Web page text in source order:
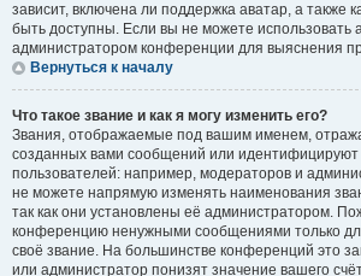
зависит, включена ли поддержка аватар, а также
быть доступны. Если вы не можете использовать
администратором конференции для выяснения
Вернуться к началу
Что такое звание и как я могу изменить его?
Звания, отображаемые под вашим именем,
созданных вами сообщений или
пользователей: например, модераторов и
не можете напрямую изменять наименования
так как они установлены её администратором.
конференцию ненужными сообщениями только
своё звание. На большинстве конференций это
или администратор понизят значение вашего